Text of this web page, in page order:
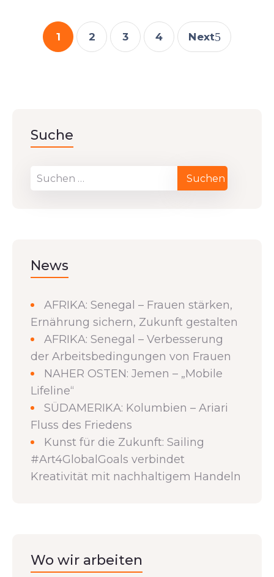
1 2 3 4 Next
Suche
News
AFRIKA: Senegal – Frauen stärken,
Ernährung sichern, Zukunft gestalten
AFRIKA: Senegal – Verbesserung
der Arbeitsbedingungen von Frauen
NAHER OSTEN: Jemen – „Mobile
Lifeline“
SÜDAMERIKA: Kolumbien – Ariari
Fluss des Friedens
Kunst für die Zukunft: Sailing
#Art4GlobalGoals verbindet
Kreativität mit nachhaltigem Handeln
Wo wir arbeiten